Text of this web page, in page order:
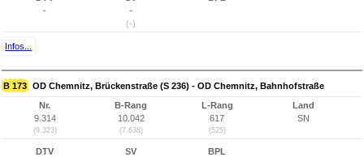
-
-
(-)
Infos...
B 173 OD Chemnitz, Brückenstraße (S 236) - OD Chemnitz, Bahnhofstraße
Nr.
9.314
(9.323)
B-Rang
10.042
(7.638)
L-Rang
617
(525)
Land
SN
DTV
SV
BPL